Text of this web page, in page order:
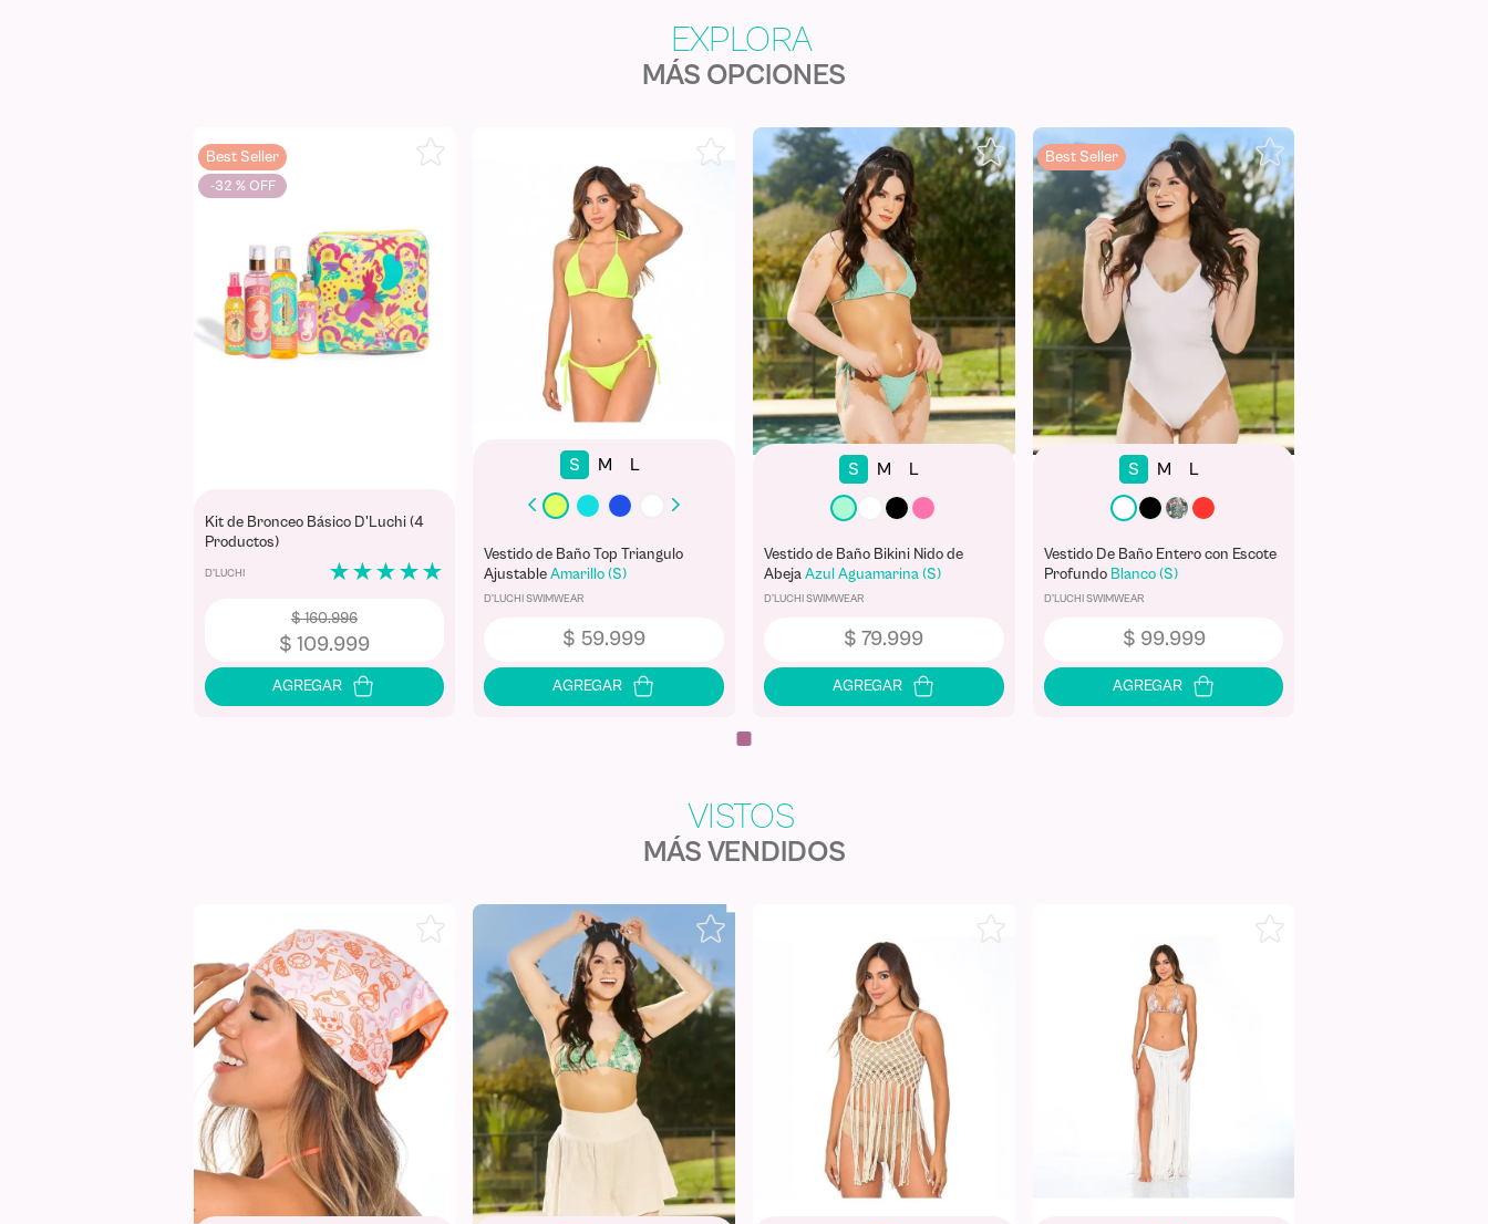
MÁS OPCIONES
-32 %
Best Seller
Kit de Bronceo Básico D'Luchi (4
Productos)
D'LUCHI ★ ★ ★ ★ ★
$ 160.996
$ 109.999
S M L
Vestido de Baño Top Triangulo
Ajustable Amarillo (S)
D'LUCHI SWIMWEAR
$ 59.999
S M L
Vestido de Baño Bikini Nido de
Abeja Azul Aguamarina (S)
D'LUCHI SWIMWEAR
$ 79.999
Best Seller
S M L
Vestido De Baño Entero con Escote
Profundo Blanco (S)
D'LUCHI SWIMWEAR
$ 99.999
MÁS VENDIDOS